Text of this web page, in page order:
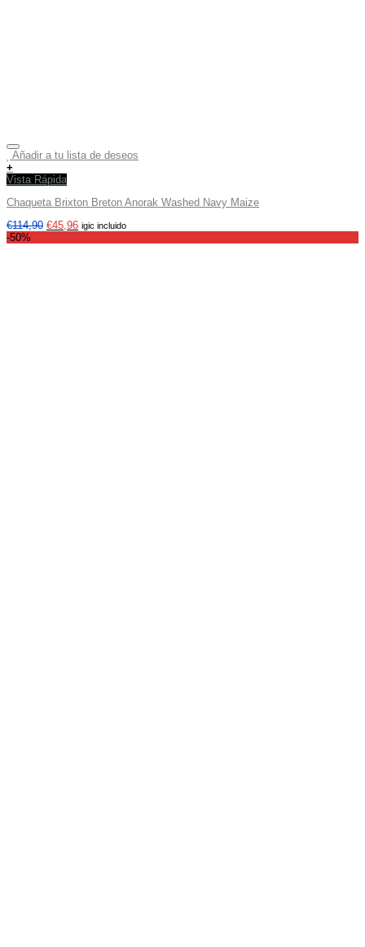
Añadir a tu lista de deseos
+
Vista Rápida
Chaqueta Brixton Breton Anorak Washed Navy Maize
€114,90 €45,96 igic incluido
-50%